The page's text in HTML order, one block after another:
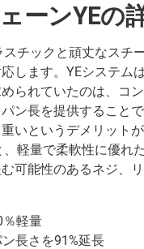
ーンYEの
チックと頑丈なスチ
します。YEシステム
られていたのは、コ
ン長を提供すること
いというデメリットが
軽量で柔軟性に優れ
可能性のあるネジ、
％軽量
長さを91%延長